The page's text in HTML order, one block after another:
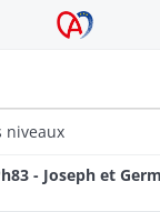
Archives Alsace -
niveaux
- Joseph et